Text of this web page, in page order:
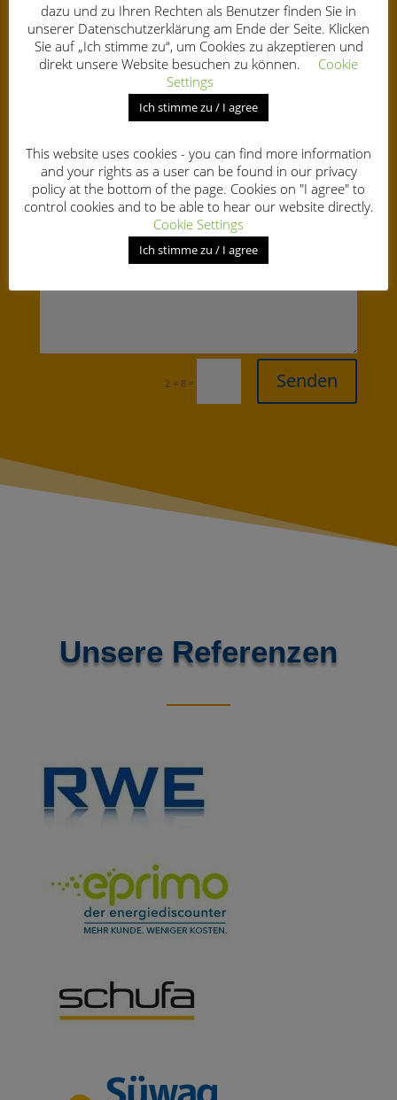
2 + 8 = Senden
Unsere Referenzen
dazu und zu Ihren Rechten als Benutzer finden Sie in
unserer Datenschutzerklärung am Ende der Seite. Klicken
Sie auf „Ich stimme zu“, um Cookies zu akzeptieren und
direkt unsere Website besuchen zu können.
Cookie
Settings
Ich stimme zu / I agree
This website uses cookies - you can find more information
and your rights as a user can be found in our privacy
policy at the bottom of the page. Cookies on "I agree" to
control cookies and to be able to hear our website directly.
Cookie Settings
Ich stimme zu / I agree